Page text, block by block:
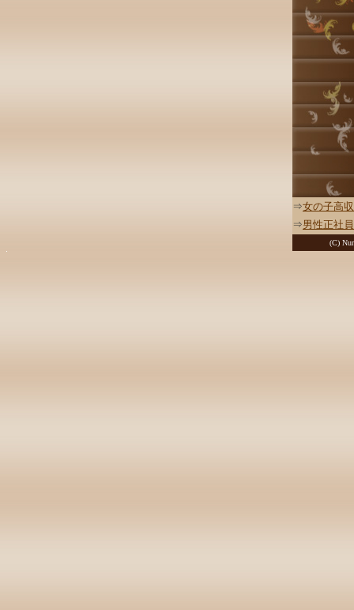
⇒女の子高
⇒男性正社
(C)